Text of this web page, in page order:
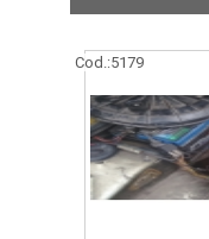
Cod.:5179